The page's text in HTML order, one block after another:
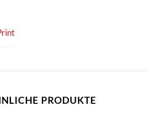
PRODUKTE